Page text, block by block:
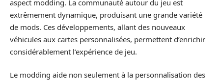
aspect modding. La communauté autour du jeu est
extrêmement dynamique, produisant une grande variété
de mods. Ces développements, allant des nouveaux
véhicules aux cartes personnalisées, permettent d’enrichir
considérablement l’expérience de jeu.
Le modding aide non seulement à la personnalisation des